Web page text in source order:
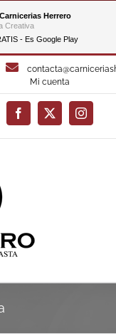
Carnicerias Herrero
Creativa
- Es Google Play
Mi cuenta
Facebook
X